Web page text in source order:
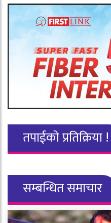
तपाईको प्रतिक्रिया !
सम्बन्धित समाचार